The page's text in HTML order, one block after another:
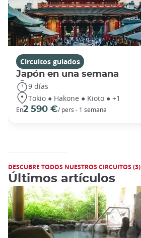
Circuitos guiados
Japón en una semana
9 días
Tokio ● Hakone ● Kioto ● +1
En2 590 €/ pers - 1 semana
DESCUBRE TODOS NUESTROS CIRCUITOS (3)
Últimos artículos